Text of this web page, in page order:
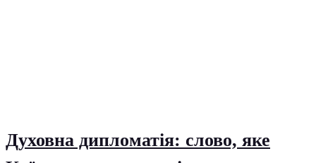
Духовна дипломатія: слово, яке